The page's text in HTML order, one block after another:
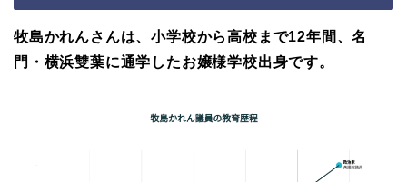
牧島かれんさんは、小学校から高校まで12年間、名
門・横浜雙葉に通学したお嬢様学校出身です。